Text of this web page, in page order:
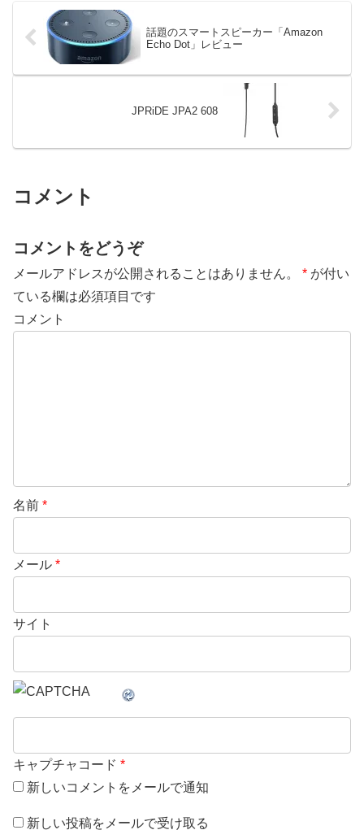
話題のスマートスピーカー「Amazon
Echo Dot」レビュー
JPRiDE JPA2 608
コメント
コメントをどうぞ
メールアドレスが公開されることはありません。 * が付い
ている欄は必須項目です
コメント
名前 *
メール *
サイト
キャプチャコード *
新しいコメントをメールで通知
新しい投稿をメールで受け取る